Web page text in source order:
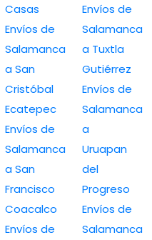
Casas
Envíos de
Salamanca
a San
Cristóbal
Ecatepec
Envíos de
Salamanca
a San
Francisco
Coacalco
Envíos de
Envíos de
Salamanca
a Tuxtla
Gutiérrez
Envíos de
Salamanca
a
Uruapan
del
Progreso
Envíos de
Salamanca